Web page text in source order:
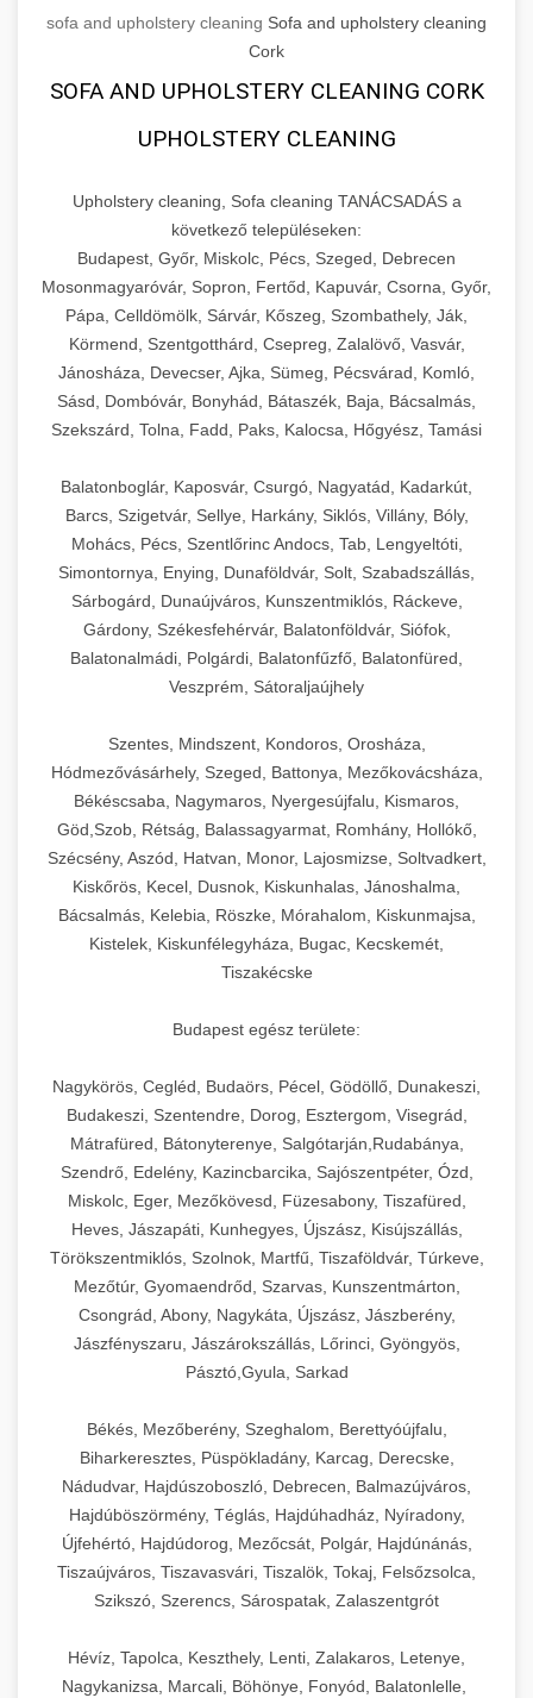
sofa and upholstery cleaning Sofa and upholstery cleaning
Cork
SOFA AND UPHOLSTERY CLEANING CORK
UPHOLSTERY CLEANING
Upholstery cleaning, Sofa cleaning TANÁCSADÁS a
következő településeken:
Budapest, Győr, Miskolc, Pécs, Szeged, Debrecen
Mosonmagyaróvár, Sopron, Fertőd, Kapuvár, Csorna, Győr,
Pápa, Celldömölk, Sárvár, Kőszeg, Szombathely, Ják,
Körmend, Szentgotthárd, Csepreg, Zalalövő, Vasvár,
Jánosháza, Devecser, Ajka, Sümeg, Pécsvárad, Komló,
Sásd, Dombóvár, Bonyhád, Bátaszék, Baja, Bácsalmás,
Szekszárd, Tolna, Fadd, Paks, Kalocsa, Hőgyész, Tamási
Balatonboglár, Kaposvár, Csurgó, Nagyatád, Kadarkút,
Barcs, Szigetvár, Sellye, Harkány, Siklós, Villány, Bóly,
Mohács, Pécs, Szentlőrinc Andocs, Tab, Lengyeltóti,
Simontornya, Enying, Dunaföldvár, Solt, Szabadszállás,
Sárbogárd, Dunaújváros, Kunszentmiklós, Ráckeve,
Gárdony, Székesfehérvár, Balatonföldvár, Siófok,
Balatonalmádi, Polgárdi, Balatonfűzfő, Balatonfüred,
Veszprém, Sátoraljaújhely
Szentes, Mindszent, Kondoros, Orosháza,
Hódmezővásárhely, Szeged, Battonya, Mezőkovácsháza,
Békéscsaba, Nagymaros, Nyergesújfalu, Kismaros,
Göd,Szob, Rétság, Balassagyarmat, Romhány, Hollókő,
Szécsény, Aszód, Hatvan, Monor, Lajosmizse, Soltvadkert,
Kiskőrös, Kecel, Dusnok, Kiskunhalas, Jánoshalma,
Bácsalmás, Kelebia, Röszke, Mórahalom, Kiskunmajsa,
Kistelek, Kiskunfélegyháza, Bugac, Kecskemét,
Tiszakécske
Budapest egész területe:
Nagykörös, Cegléd, Budaörs, Pécel, Gödöllő, Dunakeszi,
Budakeszi, Szentendre, Dorog, Esztergom, Visegrád,
Mátrafüred, Bátonyterenye, Salgótarján,Rudabánya,
Szendrő, Edelény, Kazincbarcika, Sajószentpéter, Ózd,
Miskolc, Eger, Mezőkövesd, Füzesabony, Tiszafüred,
Heves, Jászapáti, Kunhegyes, Újszász, Kisújszállás,
Törökszentmiklós, Szolnok, Martfű, Tiszaföldvár, Túrkeve,
Mezőtúr, Gyomaendrőd, Szarvas, Kunszentmárton,
Csongrád, Abony, Nagykáta, Újszász, Jászberény,
Jászfényszaru, Jászárokszállás, Lőrinci, Gyöngyös,
Pásztó,Gyula, Sarkad
Békés, Mezőberény, Szeghalom, Berettyóújfalu,
Biharkeresztes, Püspökladány, Karcag, Derecske,
Nádudvar, Hajdúszoboszló, Debrecen, Balmazújváros,
Hajdúböszörmény, Téglás, Hajdúhadház, Nyíradony,
Újfehértó, Hajdúdorog, Mezőcsát, Polgár, Hajdúnánás,
Tiszaújváros, Tiszavasvári, Tiszalök, Tokaj, Felsőzsolca,
Szikszó, Szerencs, Sárospatak, Zalaszentgrót
Hévíz, Tapolca, Keszthely, Lenti, Zalakaros, Letenye,
Nagykanizsa, Marcali, Böhönye, Fonyód, Balatonlelle,